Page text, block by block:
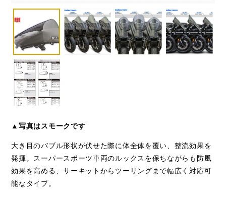
▲写真はスモークです
大き目のバブル形状が伏せた際に体全体を覆い、整流効果を
発揮。スーパースポーツ車両のルックスを保ちながらも防風
効果を高める、サーキットからツーリングまで幅広く対応可
能なタイプ。